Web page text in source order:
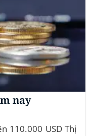
nay
110.000 USD Thị